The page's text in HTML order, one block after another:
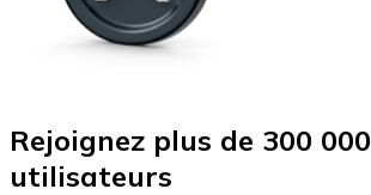
Rejoignez plus de 300 000
utilisateurs